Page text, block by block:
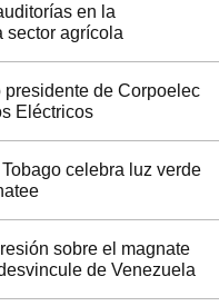
en la
sector agrícola
de Corpoelec
Eléctricos
celebra luz verde
sobre el magnate
de Venezuela